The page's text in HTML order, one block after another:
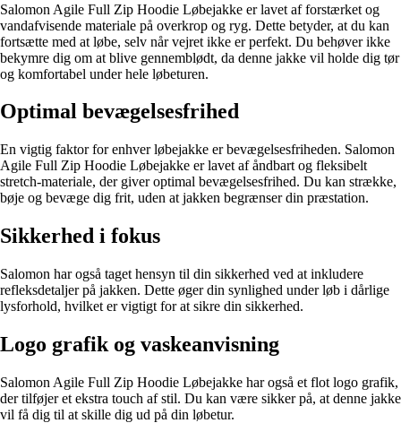
Salomon Agile Full Zip Hoodie Løbejakke er lavet af forstærket og
vandafvisende materiale på overkrop og ryg. Dette betyder, at du kan
fortsætte med at løbe, selv når vejret ikke er perfekt. Du behøver ikke
bekymre dig om at blive gennemblødt, da denne jakke vil holde dig tør
og komfortabel under hele løbeturen.
Optimal bevægelsesfrihed
En vigtig faktor for enhver løbejakke er bevægelsesfriheden. Salomon
Agile Full Zip Hoodie Løbejakke er lavet af åndbart og fleksibelt
stretch-materiale, der giver optimal bevægelsesfrihed. Du kan strække,
bøje og bevæge dig frit, uden at jakken begrænser din præstation.
Sikkerhed i fokus
Salomon har også taget hensyn til din sikkerhed ved at inkludere
refleksdetaljer på jakken. Dette øger din synlighed under løb i dårlige
lysforhold, hvilket er vigtigt for at sikre din sikkerhed.
Logo grafik og vaskeanvisning
Salomon Agile Full Zip Hoodie Løbejakke har også et flot logo grafik,
der tilføjer et ekstra touch af stil. Du kan være sikker på, at denne jakke
vil få dig til at skille dig ud på din løbetur.